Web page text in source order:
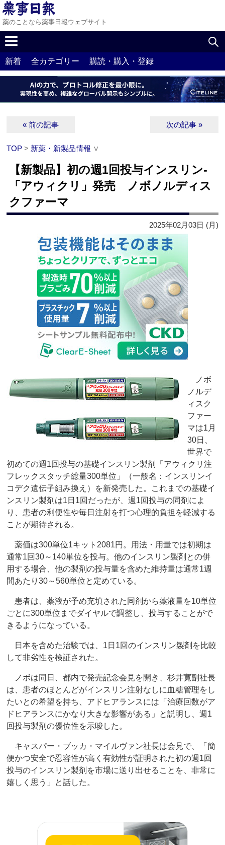
薬のことなら薬事日報ウェブサイト
新着 全カテゴリー 購読・購入・登録
« 前の記事 次の記事 »
TOP > 新薬・新製品情報 ∨
【新製品】初の週1回投与インスリン‐
「アウィクリ」発売 ノボノルディス
クファーマ
2025年02月03日 (月)
ノボ
ノルデ
ィスク
ファー
マは1月
30日、
世界で
初めての週1回投与の基礎インスリン製剤「アウィクリ注
フレックスタッチ総量300単位」（一般名：インスリンイ
コデク遺伝子組み換え）を新発売した。これまでの基礎イ
ンスリン製剤は1日1回だったが、週1回投与の同剤によ
り、患者の利便性や毎日注射を打つ心理的負担を軽減する
ことが期待される。
薬価は300単位1キット2081円。用法・用量では初期は
通常1回30～140単位を投与。他のインスリン製剤との併
用する場合、他の製剤の投与量を含めた維持量は通常1週
間あたり30～560単位と定めている。
患者は、薬液が予め充填された同剤から薬液量を10単位
ごとに300単位までダイヤルで調整し、投与することがで
きるようになっている。
日本を含めた治験では、1日1回のインスリン製剤を比較
して非劣性を検証された。
ノボは同日、都内で発売記念会見を開き、杉井寛副社長
は、患者のほとんどがインスリン注射なしに血糖管理をし
たいとの希望を持ち、アドヒアランスには「治療回数がア
ドヒアランスにかなり大きな影響がある」と説明し、週1
回投与製剤の優位性を示唆した。
キャスパー・ブッカ・マイルヴァン社長は会見で、「簡
便かつ安全で忍容性が高く有効性が証明された初の週1回
投与のインスリン製剤を市場に送り出せることを、非常に
嬉しく思う」と話した。